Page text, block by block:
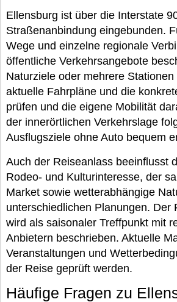
Ellensburg ist über die Interstate
Straßenanbindung eingebunden.
Wege und einzelne regionale
öffentliche Verkehrsangebote
Naturziele oder mehrere
aktuelle Fahrpläne und die
prüfen und die eigene Mobilität
der innerörtlichen Verkehrslage
Ausflugsziele ohne Auto bequem
Auch der Reiseanlass beeinflusst
Rodeo- und Kulturinteresse, der
Market sowie wetterabhängige
unterschiedlichen Planungen. Der
wird als saisonaler Treffpunkt mit
Anbietern beschrieben. Aktuelle
Veranstaltungen und
der Reise geprüft werden.
Häufige Fragen zu